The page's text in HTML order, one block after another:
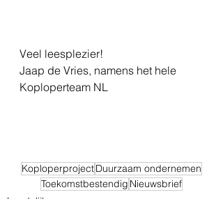
Veel leesplezier!
Jaap de Vries, namens het hele
Koploperteam NL
KoploperprojectDuurzaam ondernemen
Toekomstbestendig Nieuwsbrief